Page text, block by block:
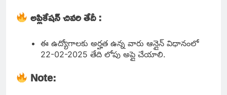
అప్లికేషన్ చివరి తేదీ :
ఈ ఉద్యోగాలకు అర్హత ఉన్న వారు ఆన్లైన్ విధానంలో
22-02-2025 తేది లోపు అప్లై చేయాలి.
Note: